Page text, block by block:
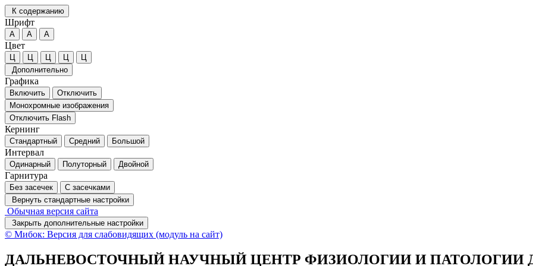
К содержанию
Шрифт
А А А
Цвет
Ц Ц Ц Ц
Ц
Дополнительно
Графика
Включить
Отключить
Монохромные изображения
Отключить Flash
Кернинг
Стандартный Средний Большой
Интервал
Одинарный Полуторный Двойной
Гарнитура
Без засечек
С засечками
Вернуть стандартные настройки
Обычная версия сайта
Закрыть дополнительные настройки
© Мибок: Версия для слабовидящих (модуль на сайт)
ДАЛЬНЕВОСТОЧНЫЙ НАУЧНЫЙ ЦЕНТР ФИЗИОЛОГИИ И ПАТОЛОГИИ